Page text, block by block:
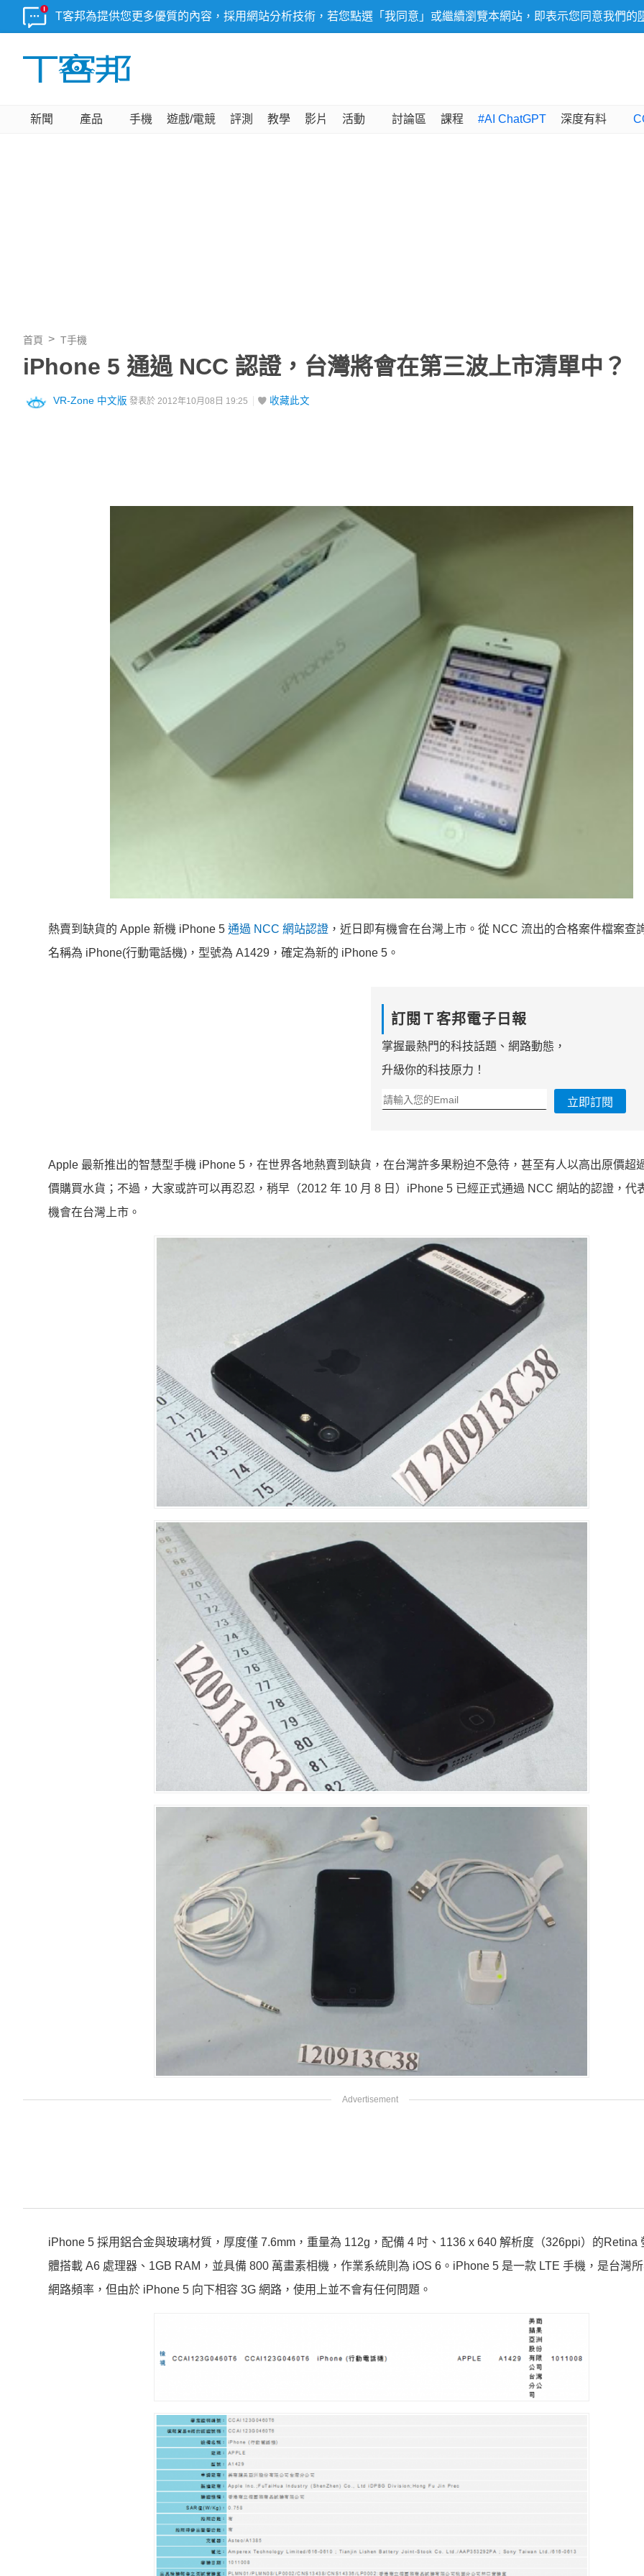
T客邦為提供您更多優質的內容，採用網站分析技術，若您點選「我同意」或繼續瀏覽本網站，即表示您同意我們的
新聞 產品 手機 遊戲/電競 評測 教學 影片 活動 討論區 課程 #AI ChatGPT 深度有料
首頁 T手機
iPhone 5 通過 NCC 認證，台灣將會在第三波上市清單中？
VR-Zone 中文版 發表於 2012年10月08日 19:25 收藏此文
熱賣到缺貨的 Apple 新機 iPhone 5 通過 NCC 網站認證 ，近日即有機會在台灣上市。從 NCC 流出的合格案件檔案查
名稱為 iPhone(行動電話機)，型號為 A1429，確定為新的 iPhone 5。
訂閱Ｔ客邦電子日報
掌握最熱門的科技話題、網路動態，
升級你的科技原力！
立即訂閱
Apple 最新推出的智慧型手機 iPhone 5，在世界各地熱賣到缺貨，在台灣許多果粉迫不急待，甚至有人以高出原價超
價購買水貨；不過，大家或許可以再忍忍，稍早（2012 年 10 月 8 日）iPhone 5 已經正式通過 NCC 網站的認證，代
機會在台灣上市。
iPhone 5 採用鋁合金與玻璃材質，厚度僅 7.6mm，重量為 112g，配備 4 吋、1136 x 640 解析度（326ppi）的Retina
體搭載 A6 處理器、1GB RAM，並具備 800 萬畫素相機，作業系統則為 iOS 6。iPhone 5 是一款 LTE 手機，是台灣
網路頻率，但由於 iPhone 5 向下相容 3G 網路，使用上並不會有任何問題。